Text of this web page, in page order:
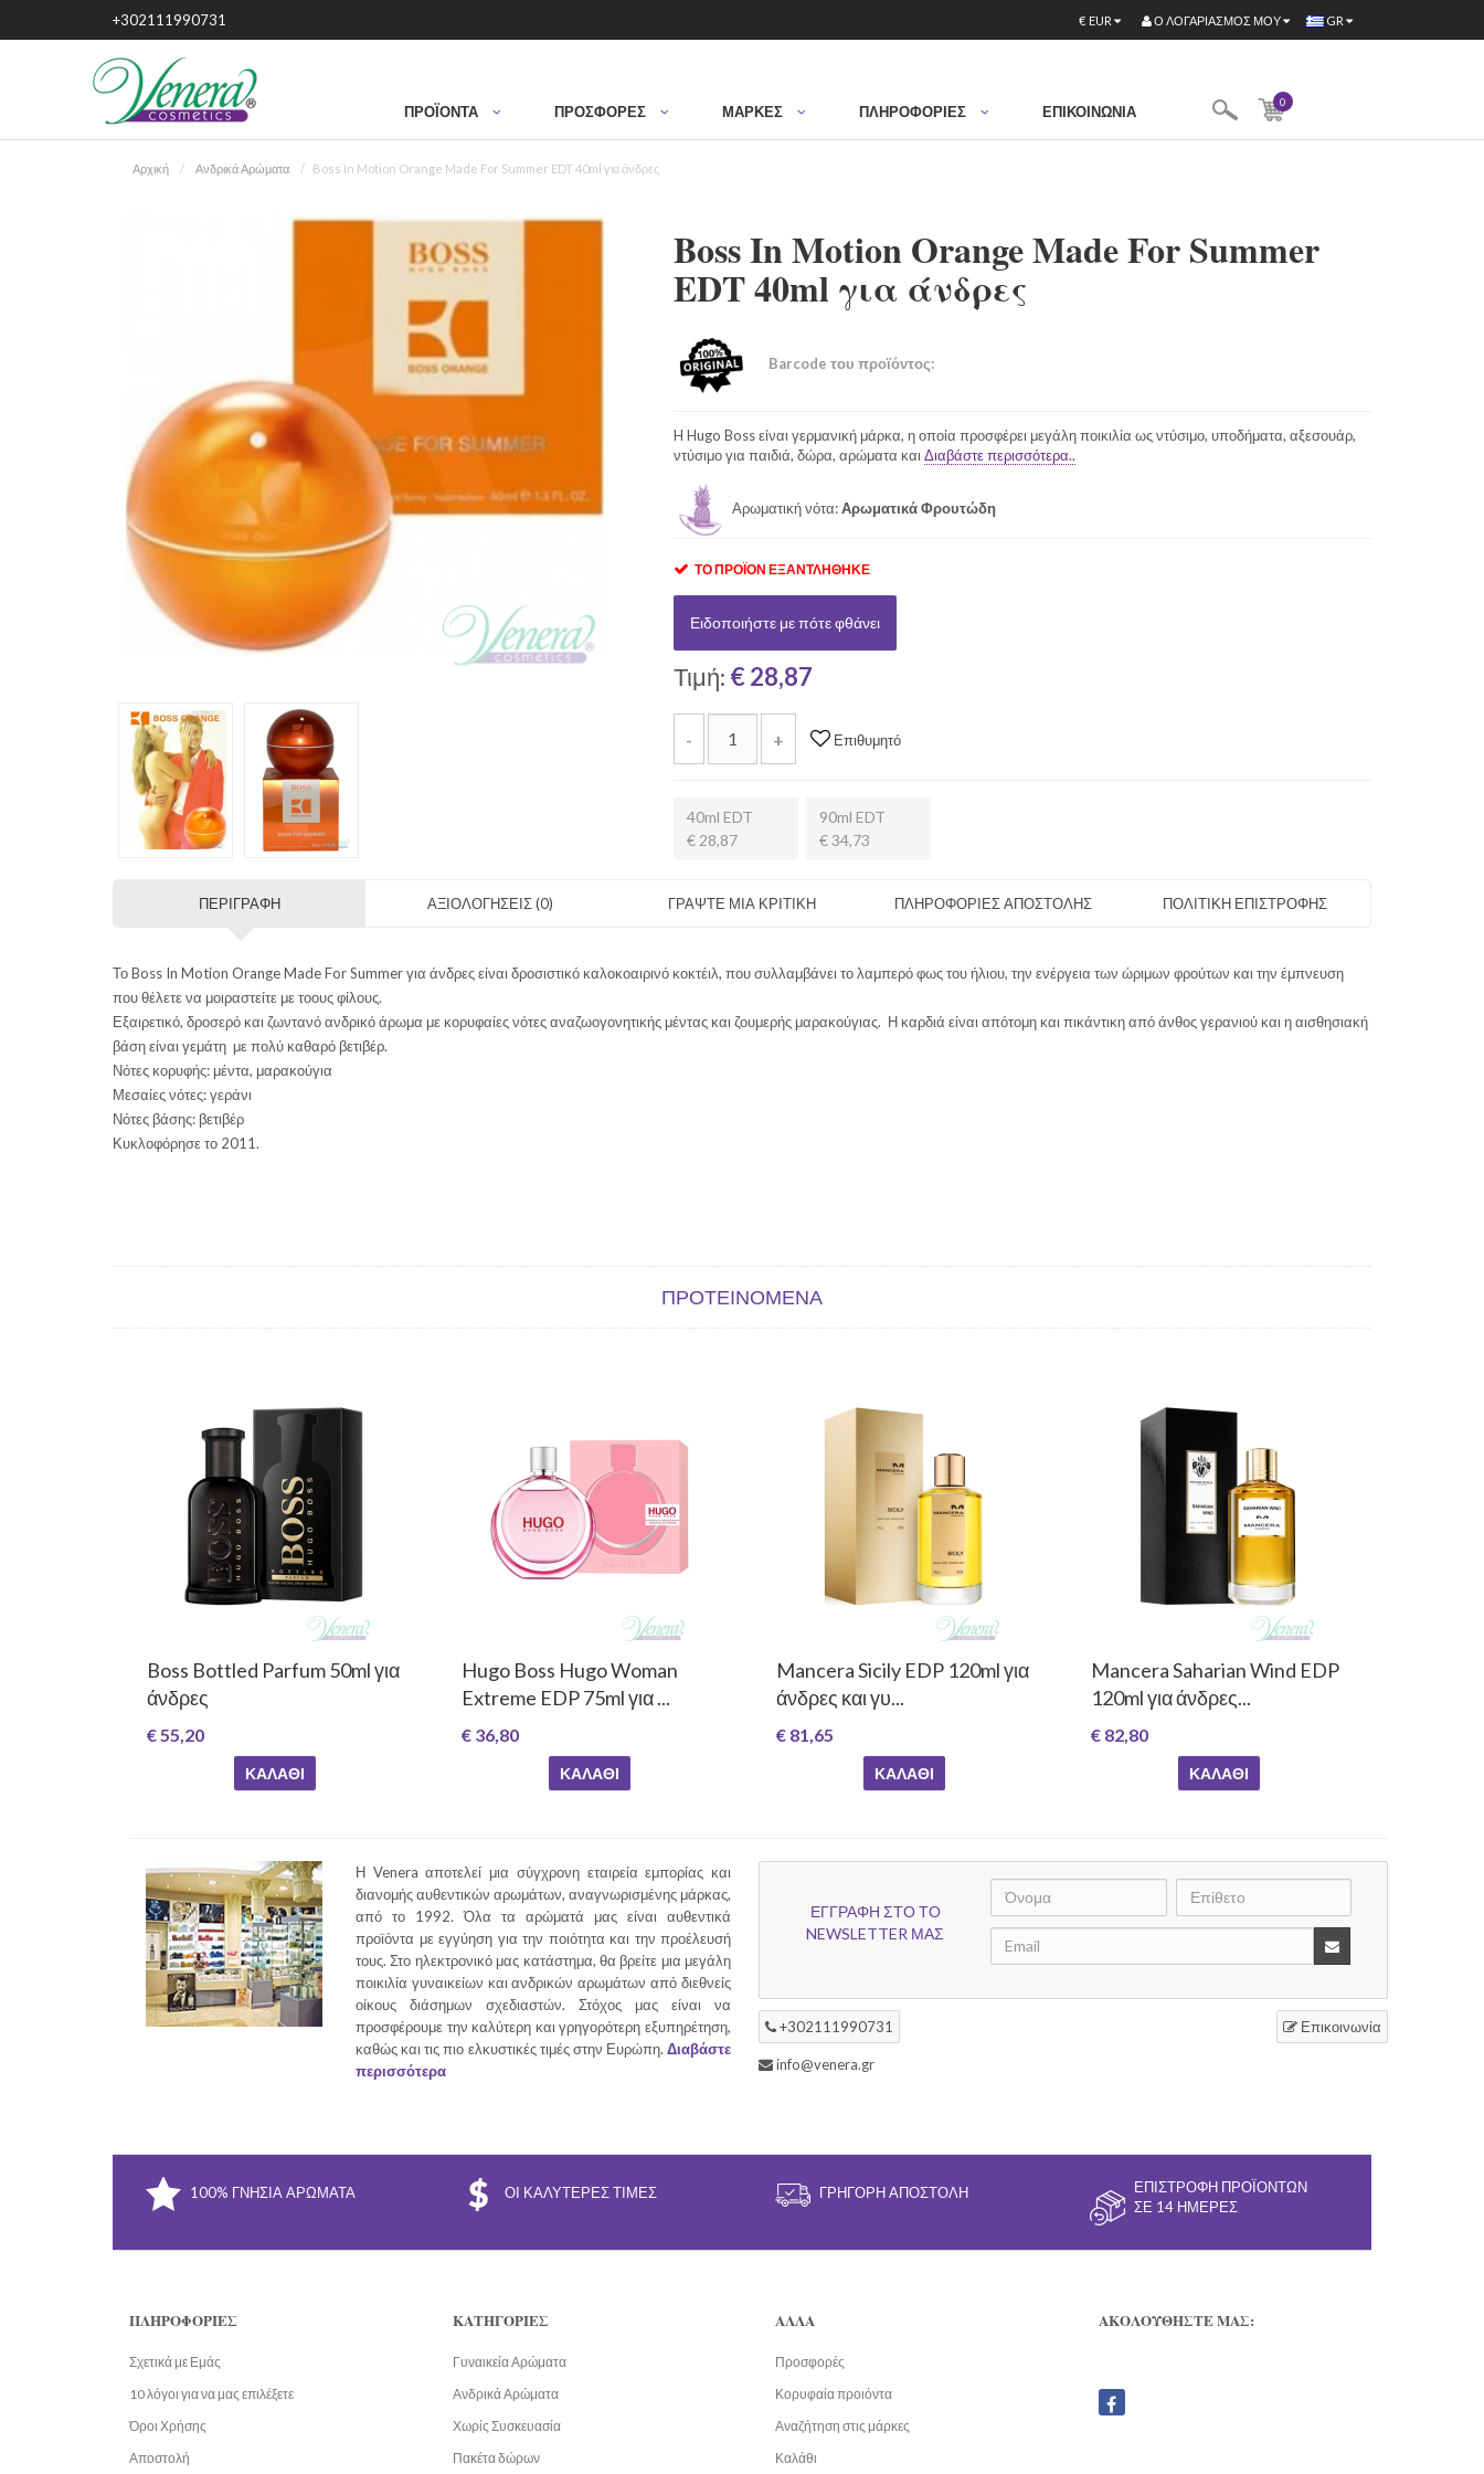
+302111990731 GR
€ EUR Ο ΛΟΓΑΡΙΑΣΜΌΣ ΜΟΥ
ΠΡΟΪΌΝΤΑ ΠΡΟΣΦΟΡΈΣ ΜΆΡΚΕΣ ΠΛΗΡΟΦΟΡΙΕΣ ΕΠΙΚΟΙΝΩΝΊΑ
0
Αρχική Ανδρικά Αρώματα Boss In Motion Orange Made For Summer EDT 40ml για άνδρες
Boss In Motion Orange Made For Summer
EDT 40ml για άνδρες
Barcode του προϊόντος:
H Hugo Boss είναι γερμανική μάρκα, η οποία προσφέρει μεγάλη ποικιλία ως ντύσιμο, υποδήματα, αξεσουάρ,
ντύσιμο για παιδιά, δώρα, αρώματα και Διαβάστε περισσότερα..
Αρωματική νότα:Αρωματικά Φρουτώδη
ΤΟ ΠΡΟΪΌΝ ΕΞΑΝΤΛΉΘΗΚΕ
Ειδοποιήστε με πότε φθάνει
Τιμή: € 28,87
- + Επιθυμητό
40ml EDT
€ 28,87
90ml EDT
€ 34,73
ΠΕΡΙΓΡΑΦΉ ΑΞΙΟΛΟΓΉΣΕΙΣ (0) ΓΡΑΨΤΕ ΜΙΑ ΚΡΙΤΙΚΗ ΠΛΗΡΟΦΟΡΙΕΣ ΑΠΟΣΤΟΛΗΣ ΠΟΛΙΤΙΚΗ ΕΠΙΣΤΡΟΦΗΣ
Το Boss In Motion Orange Made For Summer για άνδρες είναι δροσιστικό καλοκοαιρινό κοκτέιλ, που συλλαμβάνει το λαμπερό φως του ήλιου, την ενέργεια των ώριμων φρούτων και την έμπνευση
που θέλετε να μοιραστείτε με τοους φίλους.
Εξαιρετικό, δροσερό και ζωντανό ανδρικό άρωμα με κορυφαίες νότες αναζωογονητικής μέντας και ζουμερής μαρακούγιας. Η καρδιά είναι απότομη και πικάντικη από άνθος γερανιού και η αισθησιακή
βάση είναι γεμάτη με πολύ καθαρό βετιβέρ.
Νότες κορυφής: μέντα, μαρακούγια
Μεσαίες νότες: γεράνι
Νότες βάσης: βετιβέρ
Κυκλοφόρησε το 2011.
ΠΡΟΤΕΙΝΌΜΕΝΑ
Boss Bottled Parfum 50ml για
άνδρες
€ 55,20
ΚΑΛΆΘΙ
Hugo Boss Hugo Woman
Extreme EDP 75ml για ...
€ 36,80
ΚΑΛΆΘΙ
Mancera Sicily EDP 120ml για
άνδρες και γυ...
€ 81,65
ΚΑΛΆΘΙ
Mancera Saharian Wind EDP
120ml για άνδρες...
€ 82,80
ΚΑΛΆΘΙ
Η Venera αποτελεί μια σύγχρονη εταιρεία εμπορίας και
διανομής αυθεντικών αρωμάτων, αναγνωρισμένης μάρκας,
από το 1992. Όλα τα αρώματά μας είναι αυθεντικά
προϊόντα με εγγύηση για την ποιότητα και την προέλευσή
τους. Στο ηλεκτρονικό μας κατάστημα, θα βρείτε μια μεγάλη
ποικιλία γυναικείων και ανδρικών αρωμάτων από διεθνείς
οίκους διάσημων σχεδιαστών. Στόχος μας είναι να
προσφέρουμε την καλύτερη και γρηγορότερη εξυπηρέτηση,
καθώς και τις πιο ελκυστικές τιμές στην Ευρώπη. Διαβάστε
περισσότερα
ΕΓΓΡΑΦΗ ΣΤΟ ΤΟ
NEWSLETTER ΜΑΣ
+302111990731 Επικοινωνία
info@venera.gr
100% ΓΝΉΣΙΑ ΑΡΏΜΑΤΑ ΟΙ ΚΑΛΎΤΕΡΕΣ ΤΙΜΈΣ ΓΡΉΓΟΡΗ ΑΠΟΣΤΟΛΉ
ΕΠΙΣΤΡΟΦΉ ΠΡΟΪΌΝΤΩΝ
ΣΕ 14 ΗΜΈΡΕΣ
ΠΛΗΡΟΦΟΡΊΕΣ
Σχετικά με Εμάς
10 λόγοι για να μας επιλέξετε
Όροι Χρήσης
Αποστολή
ΚΑΤΗΓΟΡΙΕΣ
Γυναικεία Αρώματα
Ανδρικά Αρώματα
Χωρίς Συσκευασία
Πακέτα δώρων
ΑΛΛΑ
Προσφορές
Κορυφαία προιόντα
Αναζήτηση στις μάρκες
Καλάθι
ΑΚΟΛΟΥΘΗΣΤΕ ΜΑΣ: